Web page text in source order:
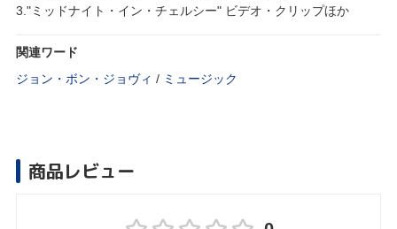
3."ミッドナイト・イン・チェルシー" ビデオ・クリップほか
関連ワード
ジョン・ボン・ジョヴィ / ミュージック
商品レビュー